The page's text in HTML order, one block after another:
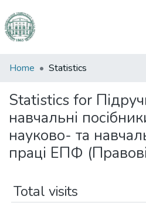
Communities
Collections
All of DSpace
Home Statistics
Statistics for
навчальні
науково- та
праці ЕПФ
Total visits